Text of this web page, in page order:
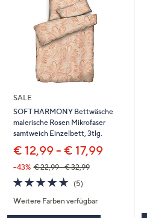
SALE
SOFT HARMONY Bettwäsche
malerische Rosen Mikrofaser
samtweich Einzelbett, 3tlg.
€ 12,99 - € 17,99
--43% € 22,99 - € 32,99
4.6
von
5
(5)5
Weitere Farben verfügbar